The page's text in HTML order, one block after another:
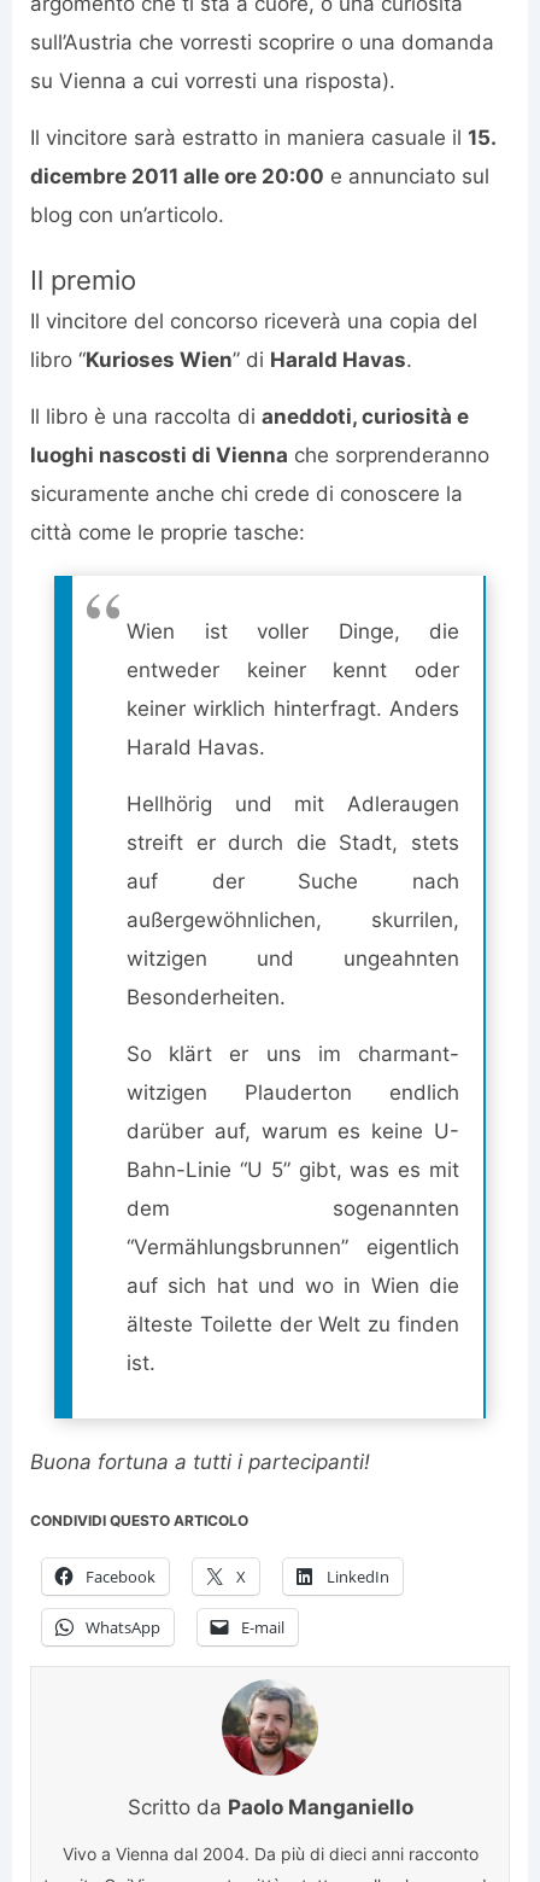
sull’Austria che vorresti scoprire o una domanda
su Vienna a cui vorresti una risposta).
Il vincitore sarà estratto in maniera casuale il 15.
dicembre 2011 alle ore 20:00 e annunciato sul
blog con un’articolo.
Il premio
Il vincitore del concorso riceverà una copia del
libro “Kurioses Wien” di Harald Havas.
Il libro è una raccolta di aneddoti, curiosità e
luoghi nascosti di Vienna che sorprenderanno
sicuramente anche chi crede di conoscere la
città come le proprie tasche:
Wien ist voller Dinge, die
entweder keiner kennt oder
keiner wirklich hinterfragt. Anders
Harald Havas.
Hellhörig und mit Adleraugen
streift er durch die Stadt, stets
auf der Suche nach
außergewöhnlichen, skurrilen,
witzigen und ungeahnten
Besonderheiten.
So klärt er uns im charmant-
witzigen Plauderton endlich
darüber auf, warum es keine U-
Bahn-Linie “U 5” gibt, was es mit
dem sogenannten
“Vermählungsbrunnen” eigentlich
auf sich hat und wo in Wien die
älteste Toilette der Welt zu finden
ist.
Buona fortuna a tutti i partecipanti!
CONDIVIDI QUESTO ARTICOLO
Facebook X LinkedIn
WhatsApp E-mail
Scritto da Paolo Manganiello
Vivo a Vienna dal 2004. Da più di dieci anni racconto